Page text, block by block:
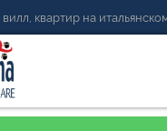
квартир на